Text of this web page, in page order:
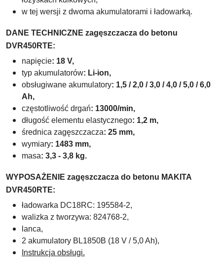
w tej wersji z dwoma akumulatorami i ładowarką.
DANE TECHNICZNE zagęszczacza do betonu
DVR450RTE:
napięcie: 18 V,
typ akumulatorów: Li-ion,
obsługiwane akumulatory: 1,5 / 2,0 / 3,0 / 4,0 / 5,0 / 6,0
Ah,
częstotliwość drgań: 13000/min,
długość elementu elastycznego: 1,2 m,
średnica zagęszczacza: 25 mm,
wymiary: 1483 mm,
masa: 3,3 - 3,8 kg.
WYPOSAŻENIE zagęszczacza do betonu MAKITA
DVR450RTE:
ładowarka DC18RC: 195584-2,
walizka z tworzywa: 824768-2,
lanca,
2 akumulatory BL1850B (18 V / 5,0 Ah),
Instrukcja obsługi.